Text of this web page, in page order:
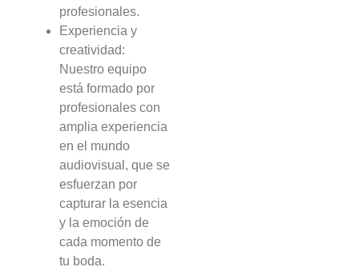
profesionales.
Experiencia y
creatividad:
Nuestro equipo
está formado por
profesionales con
amplia experiencia
en el mundo
audiovisual, que se
esfuerzan por
capturar la esencia
y la emoción de
cada momento de
tu boda.